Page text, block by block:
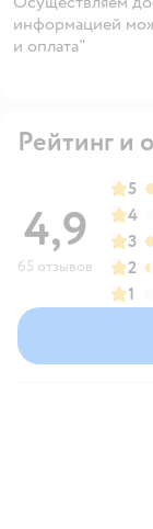
информацией
и оплата"
Рейтинг и
4,9
65 отзывов
5
4
3
2
1